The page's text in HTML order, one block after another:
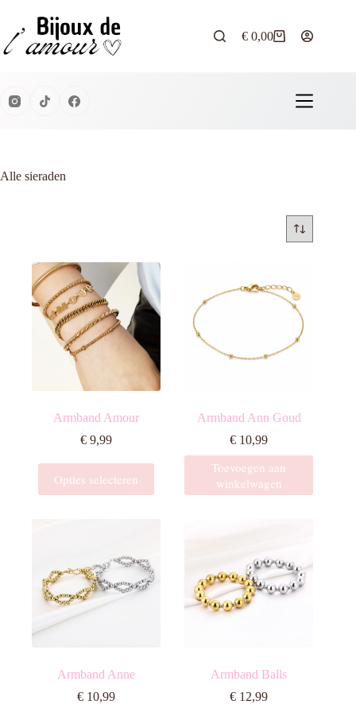
inhoud
Winkelwagen
€ 0,00
Alle sieraden
Armband Amour
€ 9,99
Opties selecteren
product
heeft
optie
kan
gekozen
worden
op
Armband Ann Goud
€ 10,99
Toevoegen aan
winkelwagen
Armband Anne
€ 10,99
Armband Balls
€ 12,99